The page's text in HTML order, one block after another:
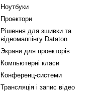
Ноутбуки
Проектори
Рішення для зшивки та
відеомаппінгу Dataton
Экрани для проекторів
Компьютерні класи
Конференц-системи
Трансляція і запис відео